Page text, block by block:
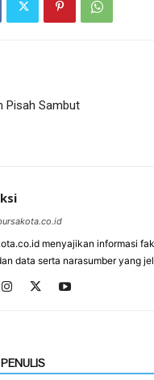
Pisah Sambut
menyajikan informasi
data serta narasumber yang